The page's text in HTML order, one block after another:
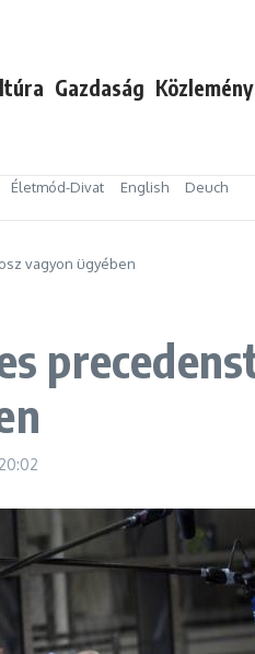
Gazdaság
Életmód-Divat English
Deuch
vagyon ügyében
20:02